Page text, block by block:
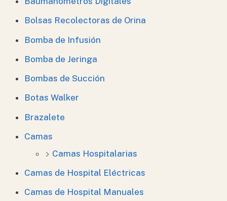
Bolsas Recolectoras de Orina
Bomba de Infusión
Bomba de Jeringa
Bombas de Succión
Botas Walker
Brazalete
Camas
Camas Hospitalarias
Camas de Hospital Eléctricas
Camas de Hospital Manuales